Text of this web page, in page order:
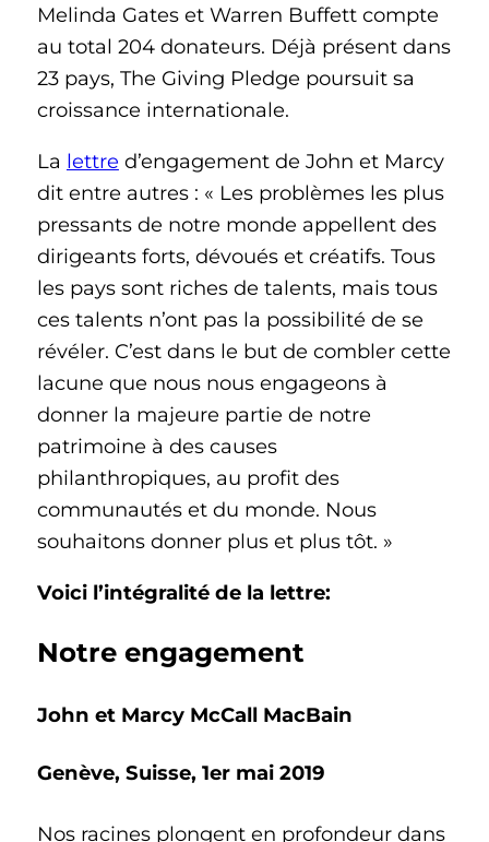
Melinda Gates et Warren Buffett compte
au total 204 donateurs. Déjà présent dans
23 pays, The Giving Pledge poursuit sa
croissance internationale.
La lettre d’engagement de John et Marcy
dit entre autres : « Les problèmes les plus
pressants de notre monde appellent des
dirigeants forts, dévoués et créatifs. Tous
les pays sont riches de talents, mais tous
ces talents n’ont pas la possibilité de se
révéler. C’est dans le but de combler cette
lacune que nous nous engageons à
donner la majeure partie de notre
patrimoine à des causes
philanthropiques, au profit des
communautés et du monde. Nous
souhaitons donner plus et plus tôt. »
Voici l’intégralité de la lettre:
Notre engagement
John et Marcy McCall MacBain
Genève, Suisse, 1er mai 2019
Nos racines plongent en profondeur dans